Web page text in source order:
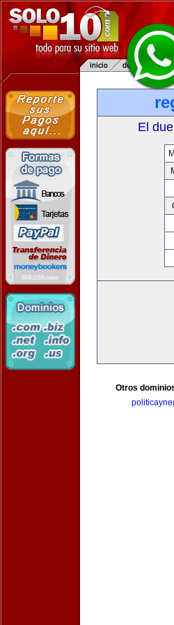
El
Otros